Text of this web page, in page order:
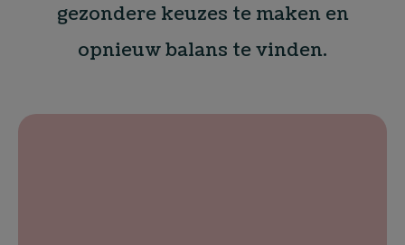
gezondere keuzes te maken en
opnieuw balans te vinden.